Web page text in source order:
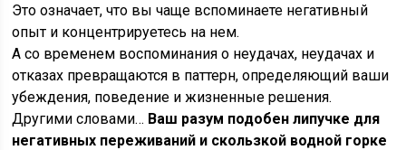
Это означает, что вы чаще вспоминаете негативный
опыт и концентрируетесь на нем.
А со временем воспоминания о неудачах, неудачах и
отказах превращаются в паттерн, определяющий ваши
убеждения, поведение и жизненные решения.
Другими словами… Ваш разум подобен липучке для
негативных переживаний и скользкой водной горке